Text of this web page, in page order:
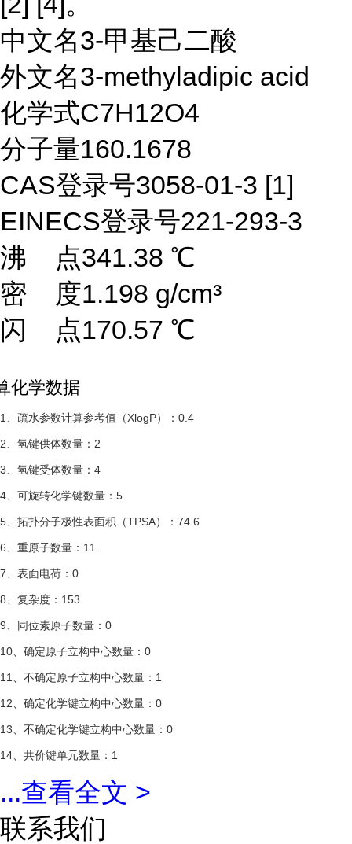
中文名3-甲基己二酸
外文名3-methyladipic acid
化学式C7H12O4
分子量160.1678
CAS登录号3058-01-3 [1]
EINECS登录号221-293-3
沸 点341.38 ℃
密 度1.198 g/cm³
闪 点170.57 ℃
化学数据
1、疏水参数计算参考值（XlogP）：0.4
2、氢键供体数量：2
3、氢键受体数量：4
4、可旋转化学键数量：5
5、拓扑分子极性表面积（TPSA）：74.6
6、重原子数量：11
7、表面电荷：0
8、复杂度：153
9、 同位素原子数量：0
10、确定原子立构中心数量：0
11、不确定原子立构中心数量：1
12、确定化学键立构中心数量：0
13、不确定化学键立构中心数量：0
14、共价键单元数量：1
...查看全文 >
联系我们